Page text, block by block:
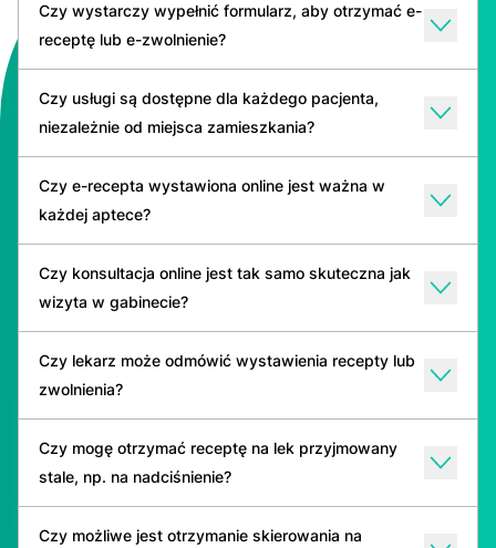
Czy wystarczy wypełnić formularz, aby otrzymać e-
receptę lub e-zwolnienie?
Czy usługi są dostępne dla każdego pacjenta,
niezależnie od miejsca zamieszkania?
Czy e-recepta wystawiona online jest ważna w
każdej aptece?
Czy konsultacja online jest tak samo skuteczna jak
wizyta w gabinecie?
Czy lekarz może odmówić wystawienia recepty lub
zwolnienia?
Czy mogę otrzymać receptę na lek przyjmowany
stale, np. na nadciśnienie?
Czy możliwe jest otrzymanie skierowania na